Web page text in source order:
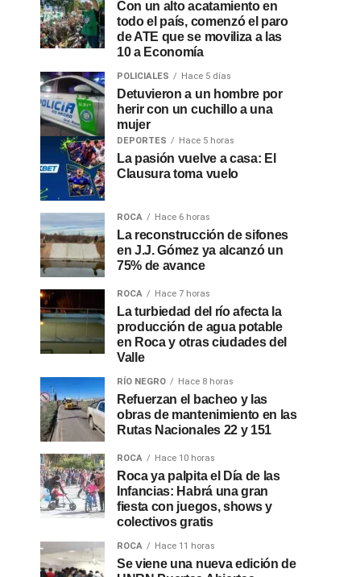
Con un alto acatamiento en
todo el país, comenzó el paro
de ATE que se moviliza a las
10 a Economía
POLICIALES Hace 5 días
Detuvieron a un hombre por
herir con un cuchillo a una
mujer
DEPORTES Hace 5 horas
La pasión vuelve a casa: El
Clausura toma vuelo
ROCA Hace 6 horas
La reconstrucción de sifones
en J.J. Gómez ya alcanzó un
75% de avance
ROCA Hace 7 horas
La turbiedad del río afecta la
producción de agua potable
en Roca y otras ciudades del
Valle
RÍO NEGRO Hace 8 horas
Refuerzan el bacheo y las
obras de mantenimiento en las
Rutas Nacionales 22 y 151
ROCA Hace 10 horas
Roca ya palpita el Día de las
Infancias: Habrá una gran
fiesta con juegos, shows y
colectivos gratis
ROCA Hace 11 horas
Se viene una nueva edición de